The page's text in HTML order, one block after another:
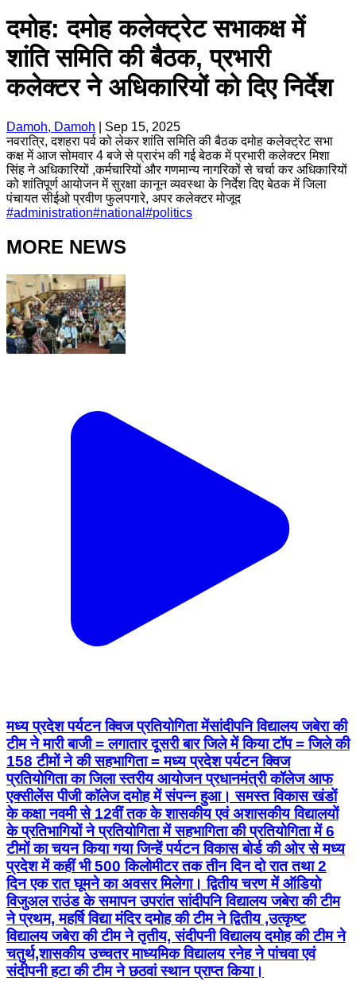
दमोह: दमोह कलेक्ट्रेट सभाकक्ष में
शांति समिति की बैठक, प्रभारी
कलेक्टर ने अधिकारियों को दिए निर्देश
Damoh, Damoh
Sep 15, 2025
नवरात्रि, दशहरा पर्व को लेकर शांति समिति की बैठक दमोह कलेक्ट्रेट सभा
कक्ष में आज सोमवार 4 बजे से प्रारंभ की गई बेठक में प्रभारी कलेक्टर मिशा
सिंह ने अधिकारियों ,कर्मचारियों और गणमान्य नागरिकों से चर्चा कर अधिकारियों
को शांतिपूर्ण आयोजन में सुरक्षा कानून व्यवस्था के निर्देश दिए बेठक में जिला
पंचायत सीईओ प्रवीण फुलपगारे, अपर कलेक्टर मोजूद
#administration#national #politics
MORE NEWS
मध्य प्रदेश पर्यटन क्विज प्रतियोगिता मेंसांदीपनि विद्यालय जबेरा की
टीम ने मारी बाजी = लगातार दूसरी बार जिले में किया टॉप = जिले की
158 टीमों ने की सहभागिता = मध्य प्रदेश पर्यटन क्विज
प्रतियोगिता का जिला स्तरीय आयोजन प्रधानमंत्री कॉलेज आफ
एक्सीलेंस पीजी कॉलेज दमोह में संपन्न हुआ। समस्त विकास खंडों
के कक्षा नवमी से 12वीं तक के शासकीय एवं अशासकीय विद्यालयों
के प्रतिभागियों ने प्रतियोगिता में सहभागिता की प्रतियोगिता में 6
टीमों का चयन किया गया जिन्हें पर्यटन विकास बोर्ड की ओर से मध्य
प्रदेश में कहीं भी 500 किलोमीटर तक तीन दिन दो रात तथा 2
दिन एक रात घूमने का अवसर मिलेगा। द्वितीय चरण में ऑडियो
विजुअल राउंड के समापन उपरांत सांदीपनि विद्यालय जबेरा की टीम
ने प्रथम, महर्षि विद्या मंदिर दमोह की टीम ने द्वितीय ,उत्कृष्ट
विद्यालय जबेरा की टीम ने तृतीय, संदीपनी विद्यालय दमोह की टीम ने
चतुर्थ,शासकीय उच्चतर माध्यमिक विद्यालय रनेह ने पांचवा एवं
संदीपनी हटा की टीम ने छठवां स्थान प्राप्त किया।